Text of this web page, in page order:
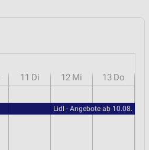
11 Di 12 Mi 13 Do
Lidl - Angebote ab 10.08.